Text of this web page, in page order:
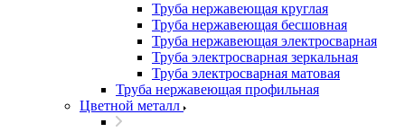
Труба нержавеющая круглая
Труба нержавеющая бесшовная
Труба нержавеющая электросварная
Труба электросварная зеркальная
Труба электросварная матовая
Труба нержавеющая профильная
Цветной металл